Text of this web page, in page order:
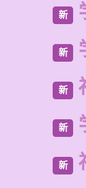
新
新
新
新
新